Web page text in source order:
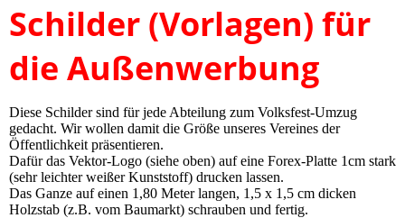
Schilder (Vorlagen) für
die Außenwerbung
Diese Schilder sind für jede Abteilung zum Volksfest-Umzug
gedacht. Wir wollen damit die Größe unseres Vereines der
Öffentlichkeit präsentieren.
Dafür das Vektor-Logo (siehe oben) auf eine Forex-Platte 1cm stark
(sehr leichter weißer Kunststoff) drucken lassen.
Das Ganze auf einen 1,80 Meter langen, 1,5 x 1,5 cm dicken
Holzstab (z.B. vom Baumarkt) schrauben und fertig.